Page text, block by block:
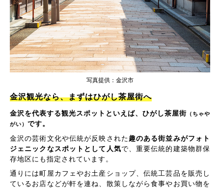
写真提供：金沢市
金沢観光なら、まずはひがし茶屋街へ
金沢を代表する観光スポットといえば、ひがし茶屋街 （ちゃや
がい） です。
金沢の芸術文化や伝統が反映された趣のある街並みがフォト
ジェニックなスポットとして人気で、重要伝統的建築物群保
存地区にも指定されています。
通りには町屋カフェやお土産ショップ、伝統工芸品を販売し
ているお店などが軒を連ね、散策しながら食事やお買い物を